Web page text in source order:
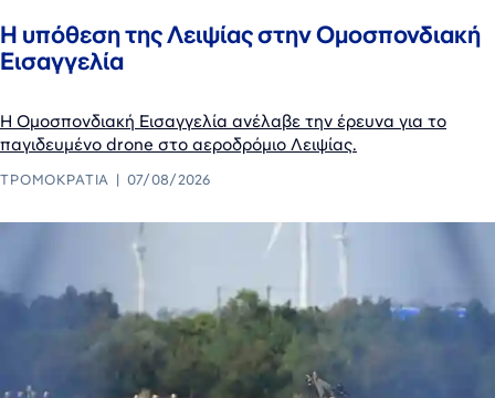
Η υπόθεση της Λειψίας στην Ομοσπονδιακή
Εισαγγελία
Η Ομοσπονδιακή Εισαγγελία ανέλαβε την έρευνα για το
παγιδευμένο drone στο αεροδρόμιο Λειψίας.
ΤΡΟΜΟΚΡΑΤΊΑ 07/08/2026